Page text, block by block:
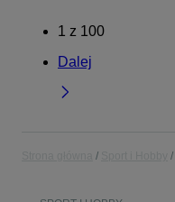
1 z 100
Dalej